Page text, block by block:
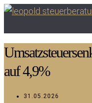
auf 4,9%
31.05.2026